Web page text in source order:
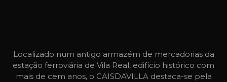
Localizado num antigo armazém de mercadorias da
estação ferroviária de Vila Real, edifício histórico com
mais de cem anos, o CAISDAVILLA destaca-se pela